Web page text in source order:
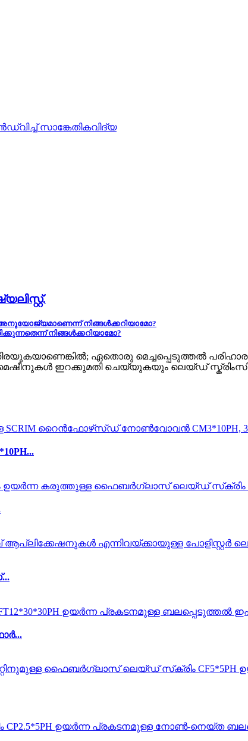
സാങ്കേതികവിദ്യ
നിങ്ങൾക്കറിയാമോ?
നിങ്ങൾക്കറിയാമോ?
ഏതൊരു മെച്ചപ്പെടുത്തൽ
ഇറക്കുമതി ചെയ്യുകയും ലെയ്ഡ്